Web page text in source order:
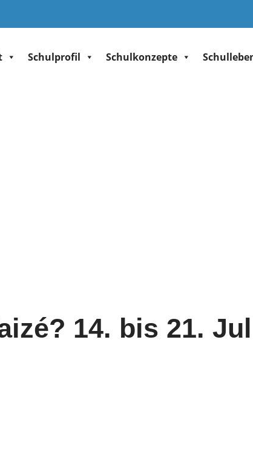
Schulprofil Schulkonzepte
14. bis 21.